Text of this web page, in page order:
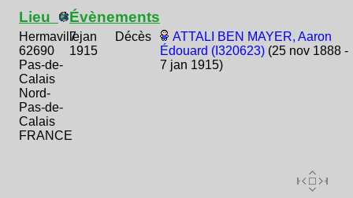
Lieu
Hermaville
62690
Pas-de-
Calais
Nord-
Pas-de-
Calais
FRANCE
Évènements
7 jan
1915
Décès
ATTALI BEN MAYER, Aaron
Édouard (I320623) (25 nov 1888 -
7 jan 1915)